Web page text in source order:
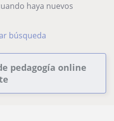
haya nuevos
búsqueda
pedagogía online